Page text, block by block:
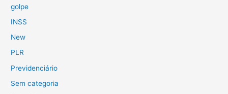
golpe
INSS
New
PLR
Previdenciário
Sem categoria